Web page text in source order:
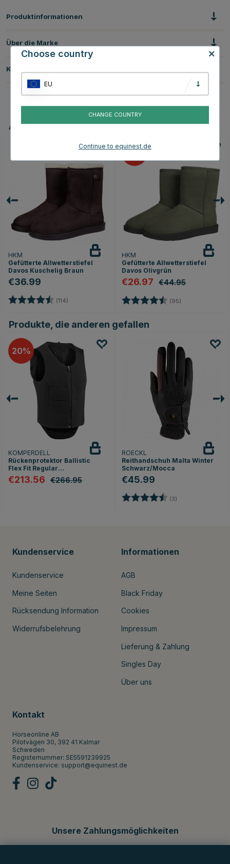
Produktinformationen
Über die Marke
Kundenbewertungen
Andere Produkte, die Ihnen gefallen könnten
HKM
Gefütterte Allwetterstiefel
Davos Kuschelig Braun
€36.99
Bewertung: (114) 4.6 von 5 Sternen
40
HKM
Gefütterte Allwetterstiefel
Davos Olivgrün
€26.97 €44.95
Bewertung: (95)
Produkte, die anderen gefallen
20
KOMPERDELL
Rückenprotektor Ballistic
Flex Fit Regular
Schwarz/Silber
€213.56 €266.95
ROECKL
Reithandschuh Malta Winter
Schwarz/Mocca
€45.99
Bewertung: (3)
Kundenservice
Kundenservice
Meine Seiten
Rücksendung Information
Widerrufsbelehrung
Informationen
AGB
Black Friday
Cookies
Impressum
Lieferung & Zahlung
Singles Day
Über uns
Kontakt
Horseonline AB
Pilotvägen 30, 392 41 Kalmar
Schweden
Registernummer: SE5591239925
Kundenservice: support@equinest.de
Unsere Zahlungsmöglichkeiten
Choose country
EU
CHANGE COUNTRY
Continue to equinest.de